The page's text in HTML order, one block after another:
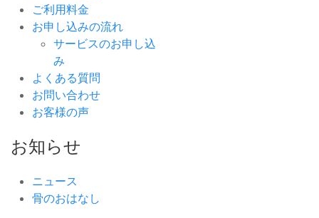
ご利用料金
お申し込みの流れ
サービスのお申し込
み
よくある質問
お問い合わせ
お客様の声
お知らせ
ニュース
骨のおはなし